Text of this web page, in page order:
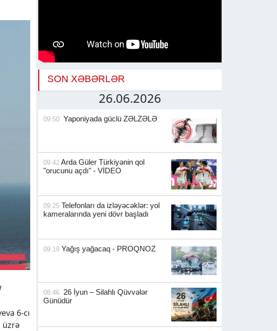
6-cı
üzrə
SON XƏBƏRLƏR
26.06.2026
09:50 Yaponiyada güclü ZƏLZƏLƏ
09:42 Arda Güler Türkiyənin qol
"orucunu açdı" - VİDEO
09:25 Telefonları da izləyəcəklər: yol
kameralarında yeni dövr başladı
09:19 Yağış yağacaq - PROQNOZ
08:46 26 İyun – Silahlı Qüvvələr
Günüdür